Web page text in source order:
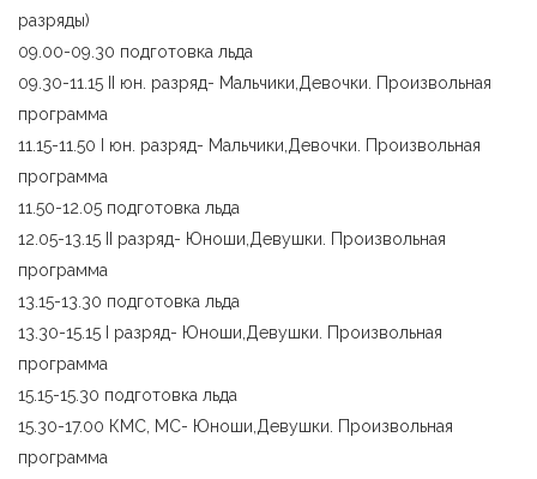
разряды)
09.00-09.30 подготовка льда
09.30-11.15 II юн. разряд- Мальчики,Девочки. Произвольная
программа
11.15-11.50 I юн. разряд- Мальчики,Девочки. Произвольная
программа
11.50-12.05 подготовка льда
12.05-13.15 II разряд- Юноши,Девушки. Произвольная
программа
13.15-13.30 подготовка льда
13.30-15.15 I разряд- Юноши,Девушки. Произвольная
программа
15.15-15.30 подготовка льда
15.30-17.00 КМС, МС- Юноши,Девушки. Произвольная
программа